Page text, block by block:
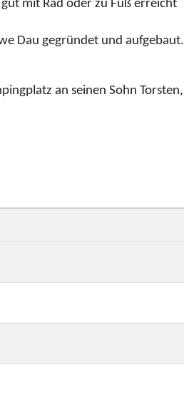
mit Rad oder zu Fuß erreicht
Dau gegründet und aufgebaut.
an seinen Sohn Torsten,